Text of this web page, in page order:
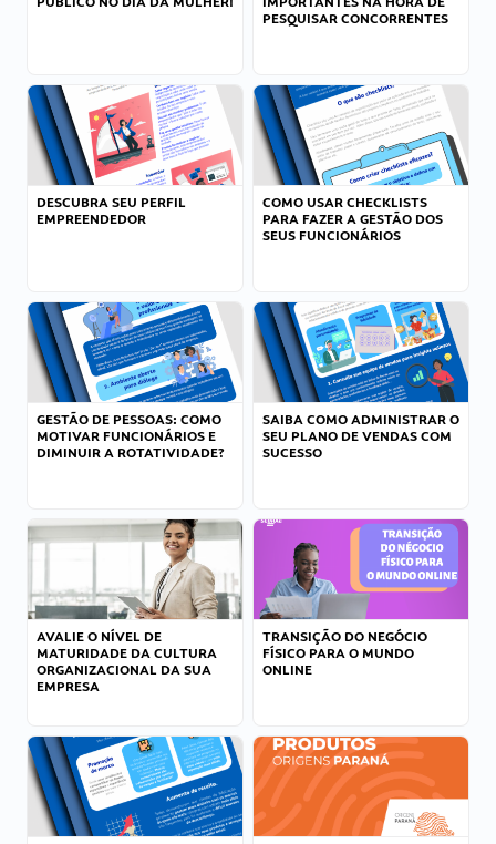
PESQUISAR CONCORRENTES
DESCUBRA SEU PERFIL
EMPREENDEDOR
COMO USAR CHECKLISTS
PARA FAZER A GESTÃO DOS
SEUS FUNCIONÁRIOS
GESTÃO DE PESSOAS: COMO
MOTIVAR FUNCIONÁRIOS E
DIMINUIR A ROTATIVIDADE?
SAIBA COMO ADMINISTRAR O
SEU PLANO DE VENDAS COM
SUCESSO
AVALIE O NÍVEL DE
MATURIDADE DA CULTURA
ORGANIZACIONAL DA SUA
EMPRESA
TRANSIÇÃO DO NEGÓCIO
FÍSICO PARA O MUNDO
ONLINE